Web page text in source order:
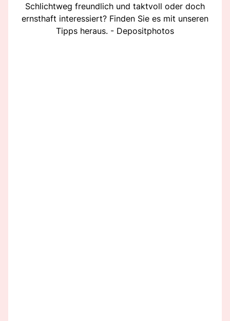
Schlichtweg freundlich und taktvoll oder doch
ernsthaft interessiert? Finden Sie es mit unseren
Tipps heraus. - Depositphotos